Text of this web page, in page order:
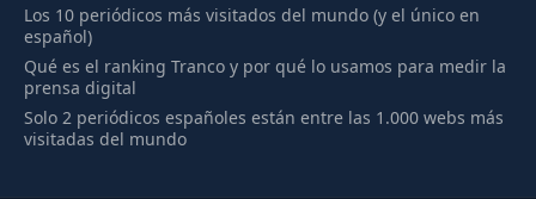
Los 10 periódicos más visitados del mundo (y el único en
español)
Qué es el ranking Tranco y por qué lo usamos para medir la
prensa digital
Solo 2 periódicos españoles están entre las 1.000 webs más
visitadas del mundo